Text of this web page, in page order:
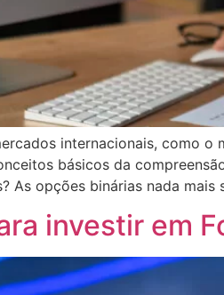
internacionais, como
básicos da
As opções binárias nada mais
investir em